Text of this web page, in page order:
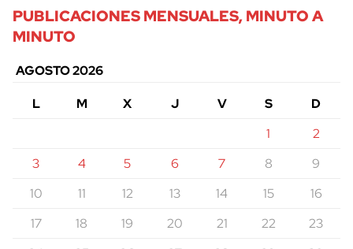
PUBLICACIONES MENSUALES, MINUTO A
MINUTO
AGOSTO 2026
L
M X J V S
D
1
2
3
4 5 6 7 8
9
10
11 12 13 14 15
16
17
18 19 20 21 22
23